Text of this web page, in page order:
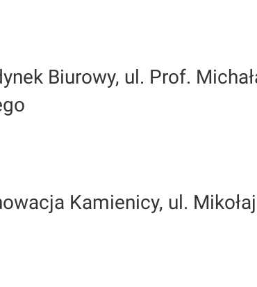
Biurowy, ul. Prof.
Kamienicy, ul.